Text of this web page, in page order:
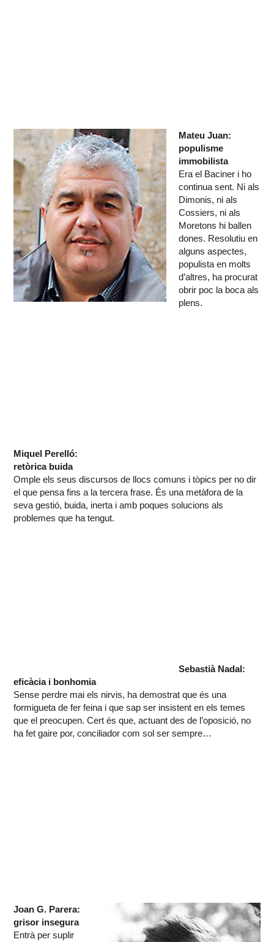
Mateu Juan:
populisme
immobilista
Era el Baciner i ho
continua sent. Ni als
Dimonis, ni als
Cossiers, ni als
Moretons hi ballen
dones. Resolutiu en
alguns aspectes,
populista en molts
d’altres, ha procurat
obrir poc la boca als
plens.
Miquel Perelló:
retòrica buida
Omple els seus discursos de llocs comuns i tòpics per no dir
el que pensa fins a la tercera frase. És una metàfora de la
seva gestió, buida, inerta i amb poques solucions als
problemes que ha tengut.
Sebastià Nadal:
eficàcia i bonhomia
Sense perdre mai els nirvis, ha demostrat que és una
formigueta de fer feina i que sap ser insistent en els temes
que el preocupen. Cert és que, actuant des de l’oposició, no
ha fet gaire por, conciliador com sol ser sempre…
Joan G. Parera:
grisor insegura
Entrà per suplir